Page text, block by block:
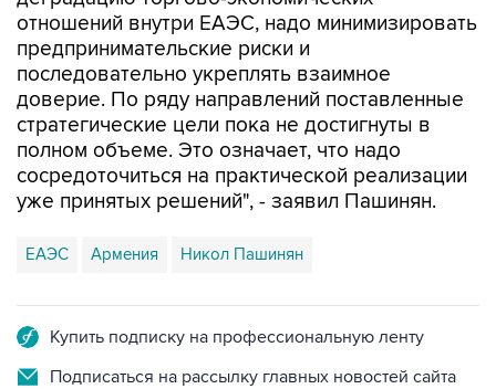
отношений внутри ЕАЭС, надо минимизировать
предпринимательские риски и
последовательно укреплять взаимное
доверие. По ряду направлений поставленные
стратегические цели пока не достигнуты в
полном объеме. Это означает, что надо
сосредоточиться на практической реализации
уже принятых решений", - заявил Пашинян.
ЕАЭС Армения Никол Пашинян
Купить подписку на профессиональную ленту
Подписаться на рассылку главных новостей сайта